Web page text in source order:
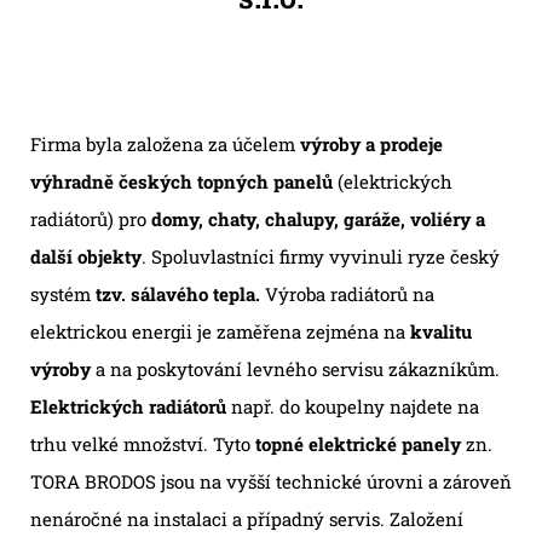
Firma byla založena za účelem výroby a prodeje
výhradně českých topných panelů (elektrických
radiátorů) pro domy, chaty, chalupy, garáže, voliéry a
další objekty. Spoluvlastníci firmy vyvinuli ryze český
systém tzv. sálavého tepla. Výroba radiátorů na
elektrickou energii je zaměřena zejména na kvalitu
výrobya na poskytování levného servisu zákazníkům.
Elektrických radiátorů např. do koupelny najdete na
trhu velké množství. Tyto topné elektrické panelyzn.
TORA BRODOS jsou na vyšší technické úrovni a zároveň
nenáročné na instalaci a případný servis. Založení